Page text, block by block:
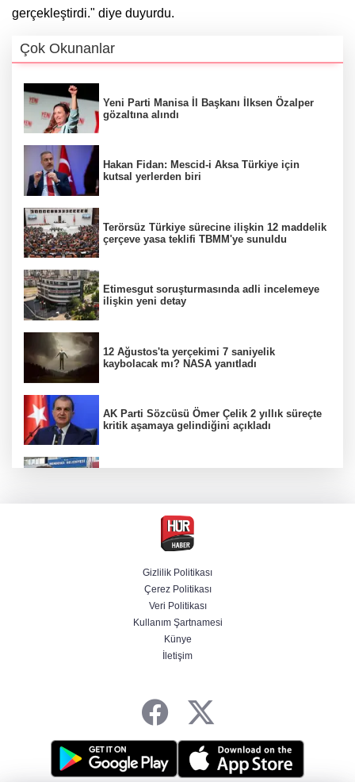
gerçekleştirdi." diye duyurdu.
Çok Okunanlar
Yeni Parti Manisa İl Başkanı İlksen Özalper
gözaltına alındı
Hakan Fidan: Mescid-i Aksa Türkiye için
kutsal yerlerden biri
Terörsüz Türkiye sürecine ilişkin 12 maddelik
çerçeve yasa teklifi TBMM'ye sunuldu
Etimesgut soruşturmasında adli incelemeye
ilişkin yeni detay
12 Ağustos'ta yerçekimi 7 saniyelik
kaybolacak mı? NASA yanıtladı
AK Parti Sözcüsü Ömer Çelik 2 yıllık süreçte
kritik aşamaya gelindiğini açıkladı
4 olayda izleri var! ''Ay Grubu'' çökertildi
Cumhurbaşkanı Erdoğan'dan Terörsüz
Türkiye vurgusu
srail Basını Alarmda! Türkiye'nin Enerji
Gizlilik Politikası
Çerez Politikası
Veri Politikası
Kullanım Şartnamesi
Künye
İletişim